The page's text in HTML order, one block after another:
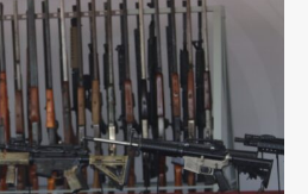
/ Financiación